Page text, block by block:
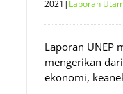
2021 | Laporan
Laporan UNEP
mengerikan
ekonomi,